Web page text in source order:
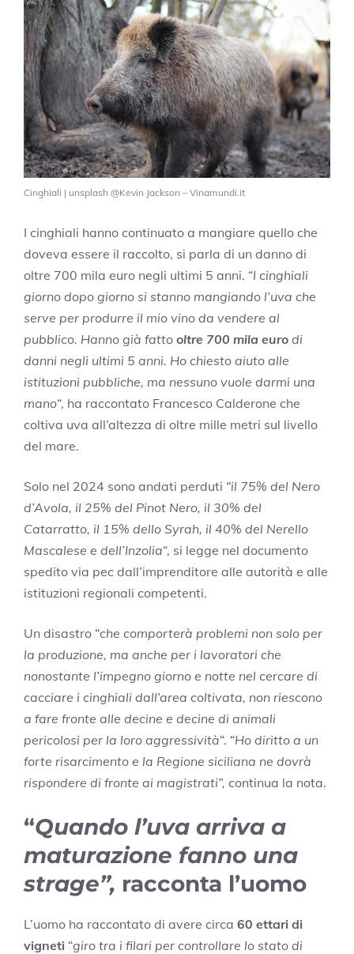
Cinghiali | unsplash @Kevin Jackson – Vinamundi.it
I cinghiali hanno continuato a mangiare quello che
doveva essere il raccolto, si parla di un danno di
oltre 700 mila euro negli ultimi 5 anni. “I cinghiali
giorno dopo giorno si stanno mangiando l’uva che
serve per produrre il mio vino da vendere al
pubblico. Hanno già fatto oltre 700 mila euro di
danni negli ultimi 5 anni. Ho chiesto aiuto alle
istituzioni pubbliche, ma nessuno vuole darmi una
mano“, ha raccontato Francesco Calderone che
coltiva uva all’altezza di oltre mille metri sul livello
del mare.
Solo nel 2024 sono andati perduti “il 75% del Nero
d’Avola, il 25% del Pinot Nero, il 30% del
Catarratto, il 15% dello Syrah, il 40% del Nerello
Mascalese e dell’Inzolia“, si legge nel documento
spedito via pec dall’imprenditore alle autorità e alle
istituzioni regionali competenti.
Un disastro “che comporterà problemi non solo per
la produzione, ma anche per i lavoratori che
nonostante l’impegno giorno e notte nel cercare di
cacciare i cinghiali dall’area coltivata, non riescono
a fare fronte alle decine e decine di animali
pericolosi per la loro aggressività“. “Ho diritto a un
forte risarcimento e la Regione siciliana ne dovrà
rispondere di fronte ai magistrati”, continua la nota.
“Quando l’uva arriva a
maturazione fanno una
strage”, racconta l’uomo
L’uomo ha raccontato di avere circa 60 ettari di
vigneti “giro tra i filari per controllare lo stato di